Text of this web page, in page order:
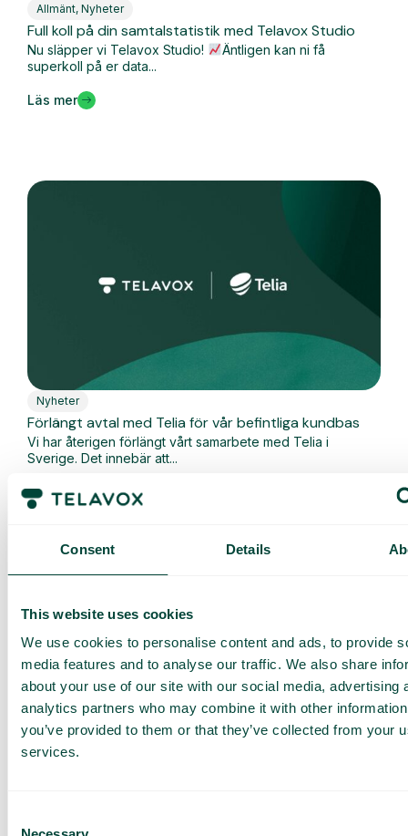
Consent Details
This website uses cookies
We use cookies to personalise content and ads, to provide
media features and to analyse our traffic. We also share
about your use of our site with our social media, advertising
analytics partners who may combine it with other
you’ve provided to them or that they’ve collected from your
services.
Allmänt, Nyheter
Full koll på din samtalstatistik med Telavox Studio
Nu släpper vi Telavox Studio!
Äntligen kan ni få
superkoll på er data...
Läs mer
Nyheter
Förlängt avtal med Telia för vår befintliga kundbas
Vi har återigen förlängt vårt samarbete med Telia i
Sverige. Det innebär att...
Läs mer